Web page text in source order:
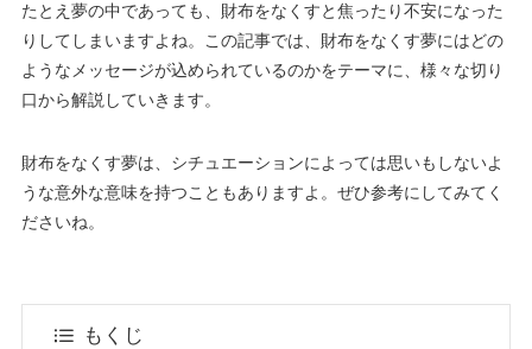
たとえ夢の中であっても、財布をなくすと焦ったり不安になった
りしてしまいますよね。この記事では、財布をなくす夢にはどの
ようなメッセージが込められているのかをテーマに、様々な切り
口から解説していきます。
財布をなくす夢は、シチュエーションによっては思いもしないよ
うな意外な意味を持つこともありますよ。ぜひ参考にしてみてく
ださいね。
もくじ